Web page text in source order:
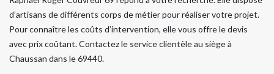
d’artisans de différents corps de métier pour réaliser votre projet.
Pour connaître les coûts d’intervention, elle vous offre le devis
avec prix coûtant. Contactez le service clientèle au siège à
Chaussan dans le 69440.